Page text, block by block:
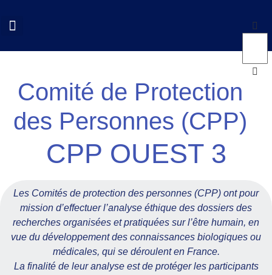
Comité de Protection
des Personnes (CPP)
CPP OUEST 3
Les Comités de protection des personnes (CPP) ont pour
mission d’effectuer l’analyse éthique des dossiers des
recherches organisées et pratiquées sur l’être humain, en
vue du développement des connaissances biologiques ou
médicales, qui se déroulent en France.
La finalité de leur analyse est de protéger les participants